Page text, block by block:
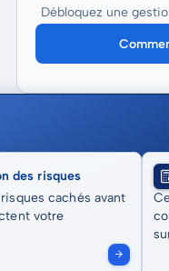
Débloquez une
des risques
cachés avant
votre